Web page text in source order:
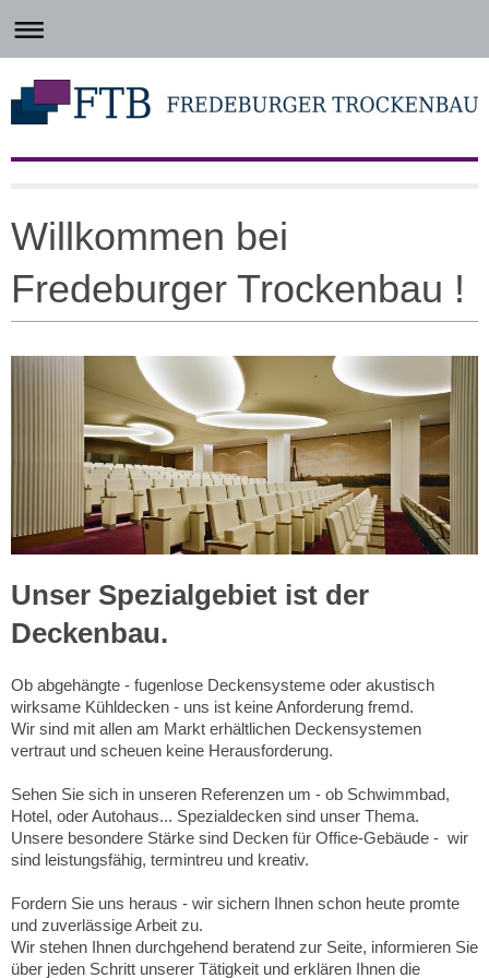
Willkommen bei
Fredeburger Trockenbau !
Unser Spezialgebiet ist der
Deckenbau.
Ob abgehängte - fugenlose Deckensysteme oder akustisch
wirksame Kühldecken - uns ist keine Anforderung fremd.
Wir sind mit allen am Markt erhältlichen Deckensystemen
vertraut und scheuen keine Herausforderung.
Sehen Sie sich in unseren Referenzen um - ob Schwimmbad,
Hotel, oder Autohaus... Spezialdecken sind unser Thema.
Unsere besondere Stärke sind Decken für Office-Gebäude - wir
sind leistungsfähig, termintreu und kreativ.
Fordern Sie uns heraus - wir sichern Ihnen schon heute promte
und zuverlässige Arbeit zu.
Wir stehen Ihnen durchgehend beratend zur Seite, informieren Sie
über jeden Schritt unserer Tätigkeit und erklären Ihnen die